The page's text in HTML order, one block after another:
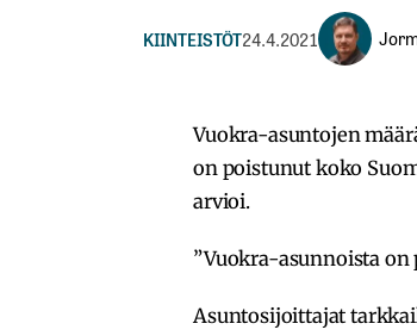
KIINTEISTÖT24.4.2021
Vuokra-asuntojen
on poistunut koko
arvioi.
”Vuokra-asunnoista
Asuntosijoittajat